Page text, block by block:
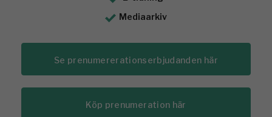
Mediaarkiv
Se prenumererationserbjudanden här
Köp prenumeration här